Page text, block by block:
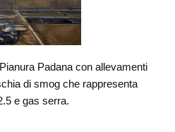
Padana con allevamenti
di smog che rappresenta
e gas serra.